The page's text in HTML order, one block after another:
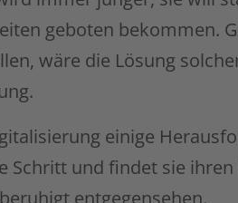
geboten bekommen.
wäre die Lösung
einige
Schritt und findet sie ihren
entgegensehen.